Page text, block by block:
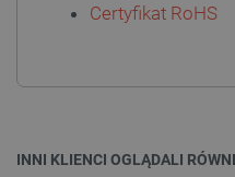
Certyfikat RoHS
INNI KLIENCI OGLĄDALI
critCartData